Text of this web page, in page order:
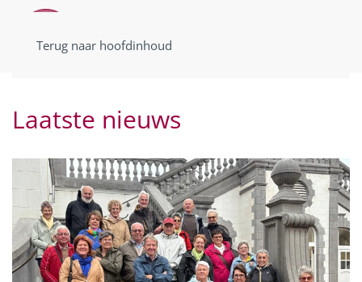
Terug naar hoofdinhoud
Laatste nieuws